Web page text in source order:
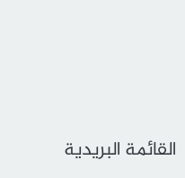
القائمة البريدية